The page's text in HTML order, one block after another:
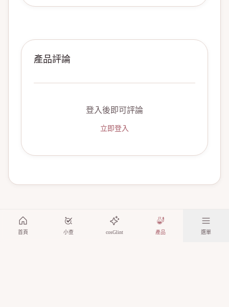
產品評論
登入後即可評論
立即登入
首頁 小查 cosGlint 產品 選單